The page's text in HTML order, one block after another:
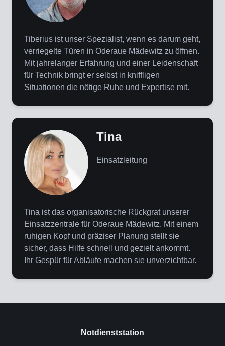
Tiberius ist unser Spezialist, wenn es darum geht,
verriegelte Türen in Oderaue Mädewitz zu öffnen.
Mit jahrelanger Erfahrung und einer Leidenschaft
für Technik bringt er selbst in kniffligen
Situationen die nötige Ruhe und Expertise mit.
Tina
Einsatzleitung
Tina ist das organisatorische Rückgrat unserer
Einsatzzentrale für Oderaue Mädewitz. Mit einem
ruhigen Kopf und präziser Planung stellt sie
sicher, dass Hilfe schnell und gezielt ankommt.
Ihr Gespür für Abläufe machen sie unverzichtbar.
Notdienststation